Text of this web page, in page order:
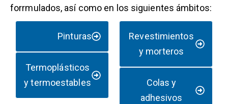
forrmulados, así como en los siguientes ámbitos:
Pinturas
Termoplásticos
y termoestables
Revestimientos
y morteros
Colas y
adhesivos